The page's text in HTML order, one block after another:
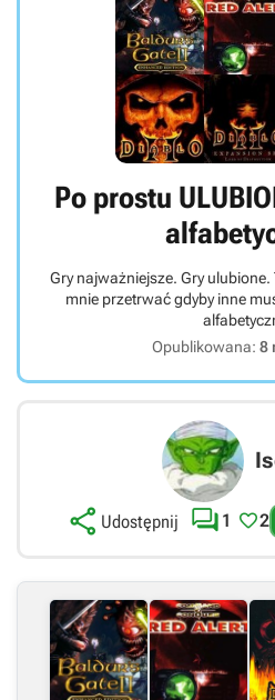
Po prostu
Gry najważniejsze. Gry ulubione.
mnie przetrwać gdyby inne
Opublikowana: 8
 Udostępnij
Link bezpośredni
 1 2